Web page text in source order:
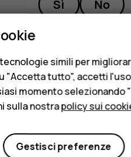
Sì No
simili per
"Accetta tutto", accetti
momento
sulla nostrapolicy sui
Gestisci preferenze